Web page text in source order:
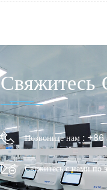
Позвоните нам :+86
Свяжитесь с нами по